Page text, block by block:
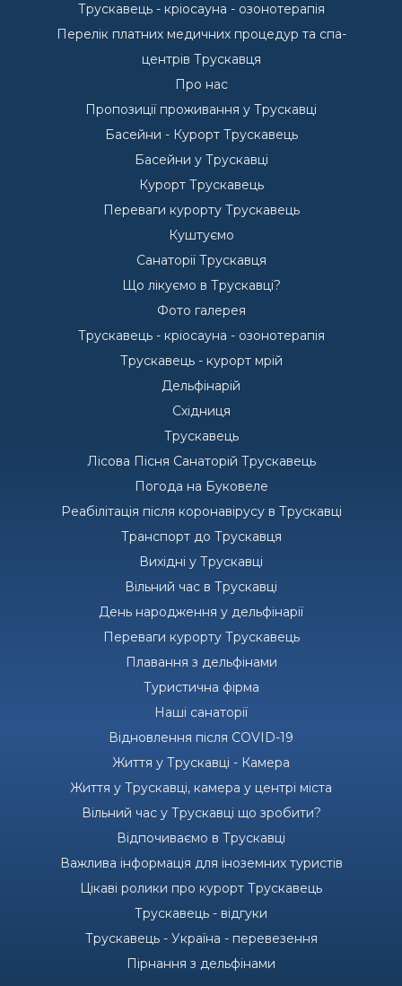
Трускавець - кріосауна - озонотерапія
Перелік платних медичних процедур та спа-
центрів Трускавця
Про нас
Пропозиції проживання у Трускавці
Басейни - Курорт Трускавець
Басейни у Трускавці
Курорт Трускавець
Переваги курорту Трускавець
Куштуємо
Санаторії Трускавця
Що лікуємо в Трускавці?
Фото галерея
Трускавець - кріосауна - озонотерапія
Трускавець - курорт мрій
Дельфінарій
Східниця
Трускавець
Лісова Пісня Санаторій Трускавець
Погода на Буковеле
Реабілітація після коронавірусу в Трускавці
Транспорт до Трускавця
Вихідні у Трускавці
Вільний час в Трускавці
День народження у дельфінарії
Переваги курорту Трускавець
Плавання з дельфінами
Туристична фірма
Наші санаторії
Відновлення після COVID-19
Життя у Трускавці - Камера
Життя у Трускавці, камера у центрі міста
Вільний час у Трускавці що зробити?
Відпочиваємо в Трускавці
Важлива інформація для іноземних туристів
Цікаві ролики про курорт Трускавець
Трускавець - відгуки
Трускавець - Україна - перевезення
Пірнання з дельфінами